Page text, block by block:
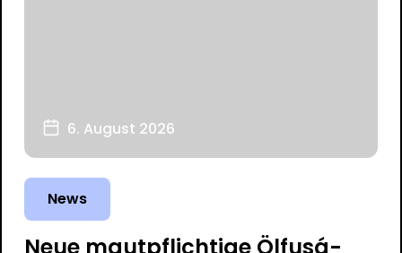
6. August 2026
News
Neue mautpflichtige Ölfusá-